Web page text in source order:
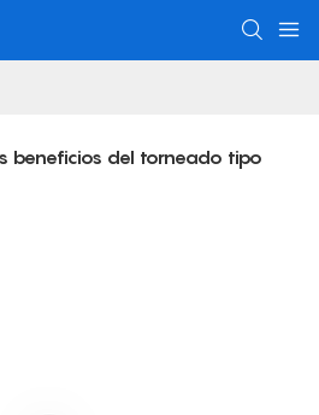
beneficios del torneado tipo